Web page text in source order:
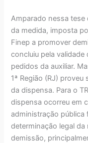
Amparado nessa
da medida, imposta
Finep a promover
concluiu pela
pedidos da auxiliar.
1ª Região (RJ)
da dispensa. Para o
dispensa ocorreu em
administração pública
determinação legal da
demissão,